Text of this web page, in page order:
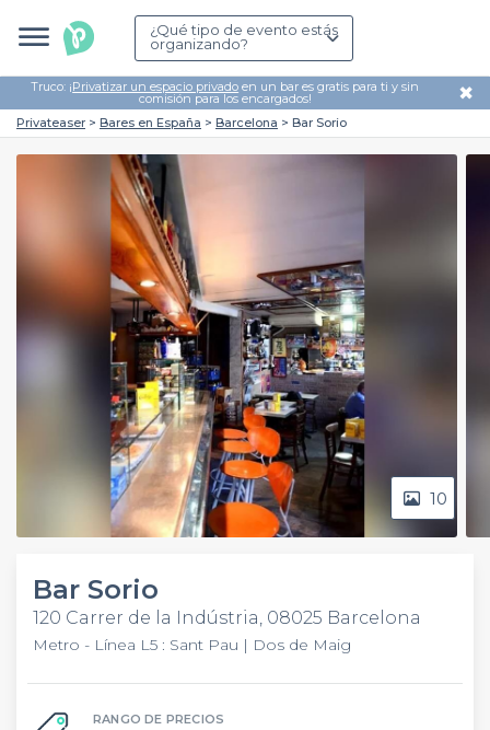
¿Qué tipo de evento estás
organizando?
Truco: ¡Privatizar un espacio privado en un bar es gratis para ti y sin
comisión para los encargados! ✖
Privateaser Bares en España Barcelona Bar Sorio
10
Bar Sorio
120 Carrer de la Indústria, 08025 Barcelona
Metro - Línea L5 : Sant Pau | Dos de Maig
RANGO DE PRECIOS